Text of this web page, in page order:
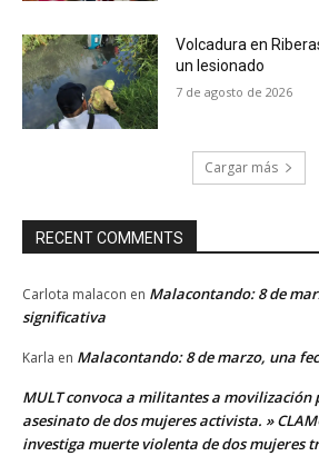
Volcadura en
un lesionado
7 de agosto de 2026
Cargar más
RECENT COMMENTS
Carlota malacon en Malacontando: 8 de
significativa
Karla en Malacontando: 8 de marzo, una
MULT convoca a militantes a movilización
asesinato de dos mujeres activista. »
investiga muerte violenta de dos mujeres